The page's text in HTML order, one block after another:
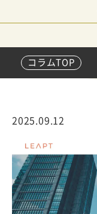
コラムTOP
2025.09.12